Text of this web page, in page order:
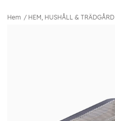
Hem HEM, HUSHÅLL & TRÄDGÅRD